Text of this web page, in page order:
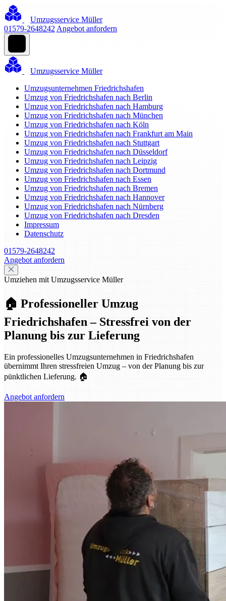
Umzugsservice Müller
01579-2648242 Angebot anfordern
Umzugsservice Müller
Umzugsunternehmen Friedrichshafen
Umzug von Friedrichshafen nach Berlin
Umzug von Friedrichshafen nach Hamburg
Umzug von Friedrichshafen nach München
Umzug von Friedrichshafen nach Köln
Umzug von Friedrichshafen nach Frankfurt am Main
Umzug von Friedrichshafen nach Stuttgart
Umzug von Friedrichshafen nach Düsseldorf
Umzug von Friedrichshafen nach Leipzig
Umzug von Friedrichshafen nach Dortmund
Umzug von Friedrichshafen nach Essen
Umzug von Friedrichshafen nach Bremen
Umzug von Friedrichshafen nach Hannover
Umzug von Friedrichshafen nach Nürnberg
Umzug von Friedrichshafen nach Dresden
Impressum
Datenschutz
01579-2648242
Angebot anfordern
Umziehen mit Umzugsservice Müller
🏠 Professioneller Umzug
Friedrichshafen – Stressfrei von der
Planung bis zur Lieferung
Ein professionelles Umzugsunternehmen in Friedrichshafen
übernimmt Ihren stressfreien Umzug – von der Planung bis zur
pünktlichen Lieferung. 🏠
Angebot anfordern